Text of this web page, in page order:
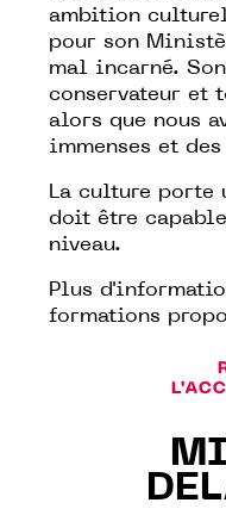
ambition
pour son
mal incarné.
conservateur et
alors que nous
immenses et
La culture porte
doit être
niveau.
Plus
formations